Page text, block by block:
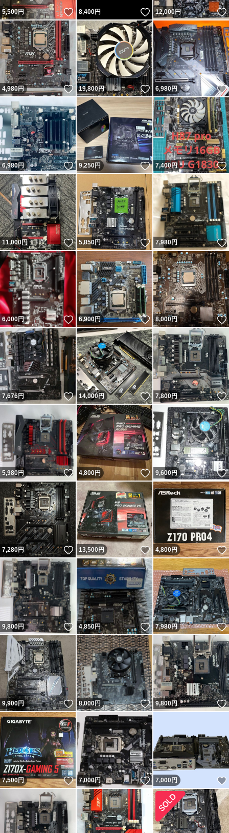
5,500円 いいね！
8,400円 いいね！
12,000円
4,980円 いいね！
19,800円 いいね！
6,980円
6,980円 いいね！
9,250円 いいね！
7,400円
11,000円 いいね！
5,850円 いいね！
7,980円
6,000円 いいね！
6,900円 いいね！
8,000円
7,676円 いいね！
14,000円 いいね！
7,800円
5,980円 いいね！
4,800円 いいね！
9,600円
7,280円 いいね！
13,500円 いいね！
4,800円
9,800円 いいね！
4,850円 いいね！
7,980円
9,900円 いいね！
8,000円 いいね！
9,800円
7,500円 いいね！
7,000円 いいね！
7,000円